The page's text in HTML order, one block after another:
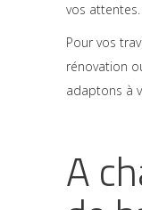
vos attentes.
Pour vos
rénovation
adaptons à
A